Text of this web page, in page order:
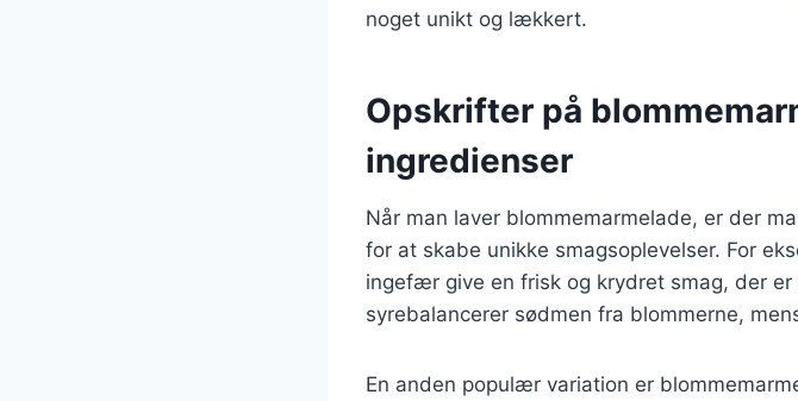
noget unikt og lækkert.
Opskrifter på
ingredienser
Når man laver blommemarmelade, er der
for at skabe unikke smagsoplevelser. For
ingefær give en frisk og krydret smag, der
syrebalancerer sødmen fra blommerne,
En anden populær variation er